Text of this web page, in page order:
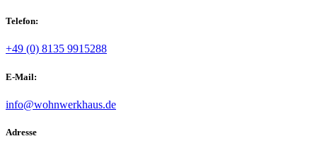
Telefon:
+49 (0) 8135 9915288
E-Mail:
info@wohnwerkhaus.de
Adresse